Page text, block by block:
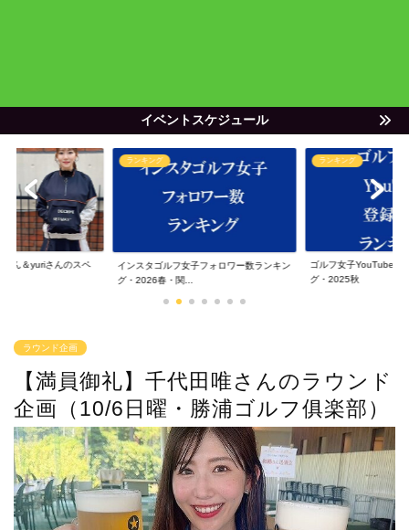
イベントスケジュール
ん＆yuriさんのスペ
ランキング
インスタゴルフ女子フォロワー数ランキン
グ・2026春・関...
ランキング
ゴルフ女子YouTube登
グ・2025秋
ラウンド企画
【満員御礼】千代田唯さんのラウンド
企画（10/6日曜・勝浦ゴルフ俱楽部）